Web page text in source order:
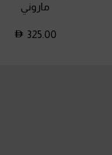
ماروني
325.00